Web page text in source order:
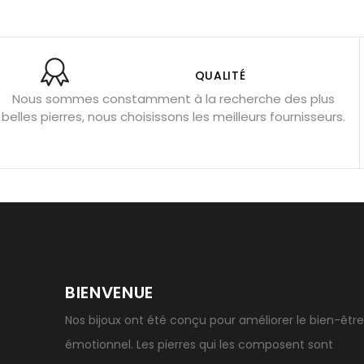
Obsidienne noire : danger ?
Guide des pierres de
Pierres pour les examens
Pierres anti-déprime
Géode
QUALITÉ
Nous sommes constamment à la recherche des plus
belles pierres, nous choisissons les meilleurs fournisseurs.
BIENVENUE
Nos bijoux ont été conçu pour améliorer le bien-être
émotionnel. Les pierres qui les composent sont